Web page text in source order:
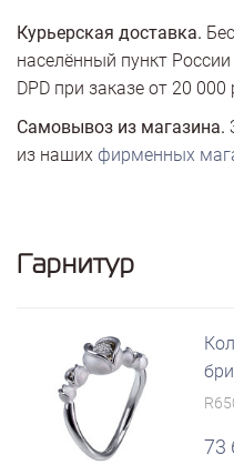
Курьерская доставка.
населённый пункт
DPD при заказе от 20 000
Самовывоз из магазина.
из наших фирменных
Гарнитур
73